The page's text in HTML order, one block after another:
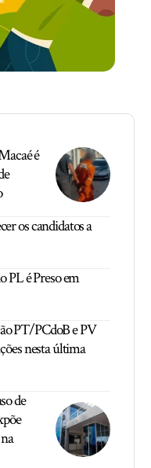
é
os candidatos a
PL é Preso em
PT/PCdoB e PV
nesta última
de